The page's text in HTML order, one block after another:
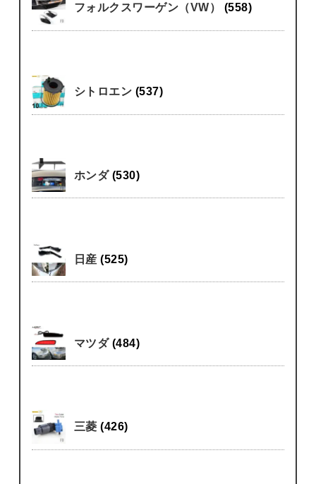
フォルクスワーゲン（VW） (558)
シトロエン (537)
ホンダ (530)
日産(525)
マツダ (484)
三菱(426)